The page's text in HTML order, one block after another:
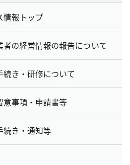
情報トップ
の経営情報の報告について
き・研修について
事項・申請書等
続き・通知等